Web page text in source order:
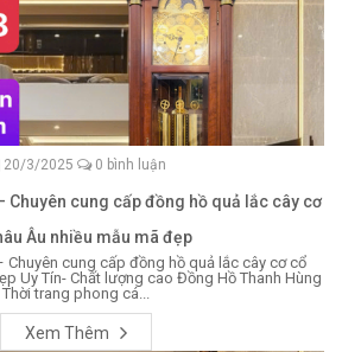
20/3/2025 0 bình luận
Chuyên cung cấp đồng hồ quả lắc cây cơ
Âu nhiều mẫu mã đẹp
Chuyên cung cấp đồng hồ quả lắc cây cơ cổ
Uy Tín- Chất lượng cao Đồng Hồ Thanh Hùng
Thời trang phong cá...
Xem Thêm